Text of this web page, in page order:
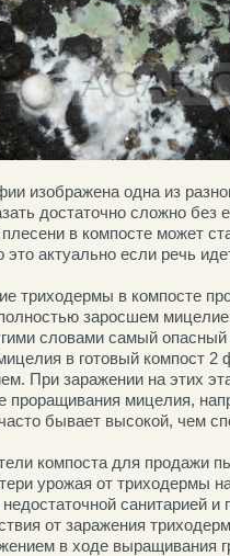
изображена одна из
достаточно сложно
в компосте может
это актуально если речь
триходермы в компосте
заросшем
словами самый
в готовый компост
При заражении на этих
проращивания мицелия,
бывает высокой, чем
компоста для продажи
урожая от триходермы
санитарией
от заражения
в ходе выращивания